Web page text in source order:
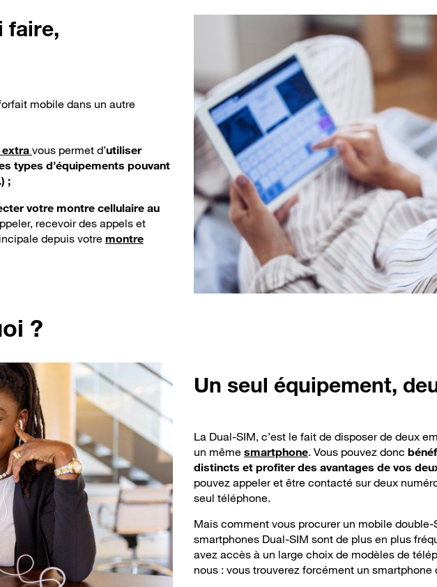
faire,
mobile dans un autre
vous permet d’utiliser
types d’équipements pouvant
;
votre montre cellulaire au
recevoir des appels et
depuis votre montre
?
Un seul équipement,
La Dual-SIM, c’est le fait de disposer de deux
un même smartphone. Vous pouvez donc
distincts et profiter des avantages de vos
pouvez appeler et être contacté sur deux
seul téléphone.
Mais comment vous procurer un mobile
smartphones Dual-SIM sont de plus en plus
avez accès à un large choix de modèles de
nous : vous trouverez forcément un smartphone